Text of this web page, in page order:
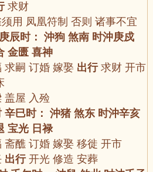
求财
须用 凤凰符制 否则 诸事不宜
辰时： 沖狗 煞南 时沖庚戍
金匮 喜神
求嗣 订婚 嫁娶 出行求财 开市
盖屋 入殓
辛巳时： 沖猪 煞东 时沖辛亥
宝光 日禄
斋醮 订婚 嫁娶 移徙 开市
出行开光 修造 安葬